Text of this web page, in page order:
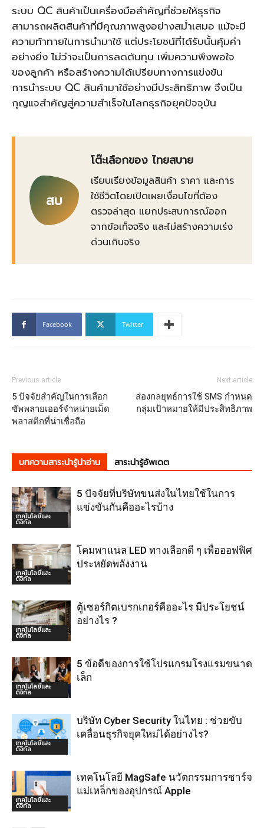
ระบบ QC สินค้าเป็นเครื่องมือสำคัญที่ช่วยให้ธุรกิจ
สามารถผลิตสินค้าที่มีคุณภาพสูงอย่างสม่ำเสมอ แม้จะมี
ความท้าทายในการนำมาใช้ แต่ประโยชน์ที่ได้รับนั้นคุ้มค่า
อย่างยิ่ง ไม่ว่าจะเป็นการลดต้นทุน เพิ่มความพึงพอใจ
ของลูกค้า หรือสร้างความได้เปรียบทางการแข่งขัน
การนำระบบ QC สินค้ามาใช้อย่างมีประสิทธิภาพ จึงเป็น
กุญแจสำคัญสู่ความสำเร็จในโลกธุรกิจยุคปัจจุบัน
สบ
โต๊ะเลือกของ ไทยสบาย
เรียบเรียงข้อมูลสินค้า ราคา และการ
ใช้ชีวิตโดยเปิดเผยเงื่อนไขที่ต้อง
ตรวจล่าสุด แยกประสบการณ์ออก
จากข้อเท็จจริง และไม่สร้างความเร่ง
ด่วนเกินจริง
Facebook Twitter
Previous article
5 ปัจจัยสำคัญในการเลือก
ซัพพลายเออร์จำหน่ายเม็ด
พลาสติกที่น่าเชื่อถือ
Next article
ส่องกลยุทธ์การใช้ SMS กำหนด
กลุ่มเป้าหมายให้มีประสิทธิภาพ
บทความสาระน่ารู้น่าอ่าน สาระน่ารู้อัพเดต
เทคโนโลยีและ
ดิจิทัล
5 ปัจจัยที่บริษัทขนส่งในไทยใช้ในการ
แข่งขันกันคืออะไรบ้าง
เทคโนโลยีและ
ดิจิทัล
โคมพาแนล LED ทางเลือกดี ๆ เพื่อออฟฟิศ
ประหยัดพลังงาน
เทคโนโลยีและ
ดิจิทัล
ตู้เซอร์กิตเบรกเกอร์คืออะไร มีประโยชน์
อย่างไร ?
เทคโนโลยีและ
ดิจิทัล
5 ข้อดีของการใช้โปรแกรมโรงแรมขนาด
เล็ก
เทคโนโลยีและ
ดิจิทัล
บริษัท Cyber Security ในไทย : ช่วยขับ
เคลื่อนธุรกิจยุคใหม่ได้อย่างไร?
เทคโนโลยีและ
ดิจิทัล
เทคโนโลยี MagSafe นวัตกรรมการชาร์จ
แม่เหล็กของอุปกรณ์ Apple